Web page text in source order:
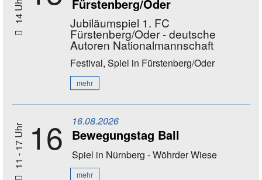
14 Uhr
Fürstenberg/Oder
Jubiläumspiel 1. FC
Fürstenberg/Oder - deutsche
Autoren Nationalmannschaft
Festival, Spiel in Fürstenberg/Oder
mehr
11 - 17 Uhr 16 16.08.2026
Bewegungstag Ball
Spiel in Nürnberg - Wöhrder Wiese
mehr